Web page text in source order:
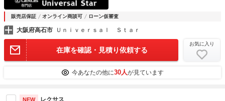
販売店保証 オンライン商談可 ローン仮審査
大阪府高石市 Ｕｎｉｖｅｒｓａｌ Ｓｔａｒ
在庫を確認・見積り依頼する
お気に入り
今あなたの他に30人が見ています
NEW レクサス